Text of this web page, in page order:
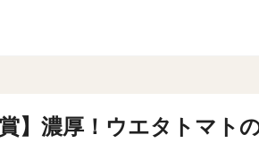
】濃厚！ウエタトマト